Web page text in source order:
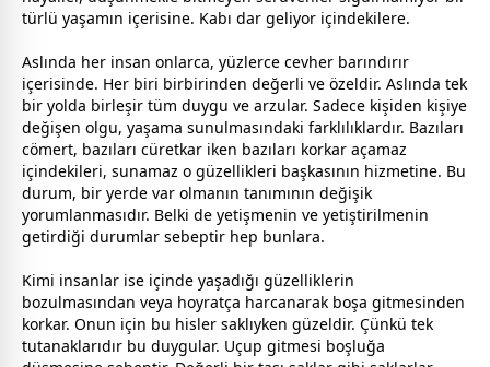
türlü yaşamın içerisine. Kabı dar geliyor içindekilere.
Aslında her insan onlarca, yüzlerce cevher barındırır
içerisinde. Her biri birbirinden değerli ve özeldir. Aslında tek
bir yolda birleşir tüm duygu ve arzular. Sadece kişiden kişiye
değişen olgu, yaşama sunulmasındaki farklılıklardır. Bazıları
cömert, bazıları cüretkar iken bazıları korkar açamaz
içindekileri, sunamaz o güzellikleri başkasının hizmetine. Bu
durum, bir yerde var olmanın tanımının değişik
yorumlanmasıdır. Belki de yetişmenin ve yetiştirilmenin
getirdiği durumlar sebeptir hep bunlara.
Kimi insanlar ise içinde yaşadığı güzelliklerin
bozulmasından veya hoyratça harcanarak boşa gitmesinden
korkar. Onun için bu hisler saklıyken güzeldir. Çünkü tek
tutanaklarıdır bu duygular. Uçup gitmesi boşluğa